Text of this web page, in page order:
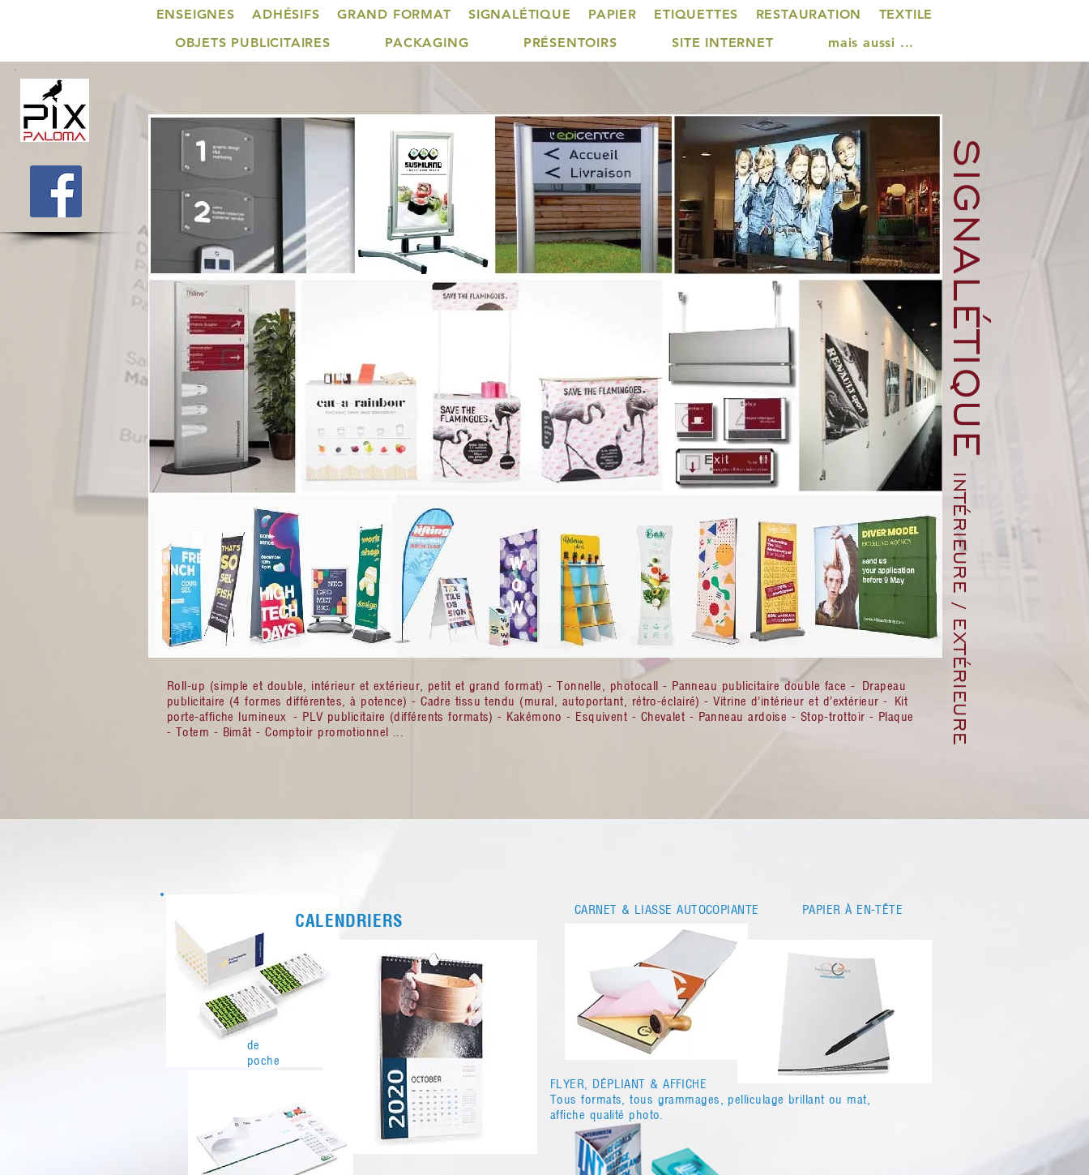
ENSEIGNES ADHÉSIFS GRAND FORMAT SIGNALÉTIQUE PAPIER ETIQUETTES RESTAURATION
TEXTILE
OBJETS PUBLICITAIRES
PACKAGING PRÉSENTOIRS SITE INTERNET mais aussi ...
Plaque de porte - Suspension plafond double face - Drapeau mural double face - Chevalet de bureau - Porte-affiche plexi - Cadreclic - Porte-
affiche sur pied - Menu board - Porte-documents ...
Roll-up (simple et double, intérieur et extérieur, petit et grand format) - Tonnelle, photocall - Panneau publicitaire double face - Drapeau
publicitaire (4 formes différentes, à potence) - Cadre tissu tendu (mural, autoportant, rétro-éclairé) - Vitrine d’intérieur et d’extérieur - Kit
porte-affiche lumineux - PLV publicitaire (différents formats) - Kakémono - Esquivent - Chevalet - Panneau ardoise - Stop-trottoir - Plaque
- Totem - Bimât - Comptoir promotionnel ...
SIGNALÉTIQUE
INTÉRIEURE / EXTÉRIEURE
de
poche
CALENDRIERS
CARNET & LIASSE AUTOCOPIANTE PAPIER À EN-TÊTE
FLYER, DÉPLIANT & AFFICHE
Tous formats, tous grammages, pelliculage brillant ou mat,
affiche qualité photo.